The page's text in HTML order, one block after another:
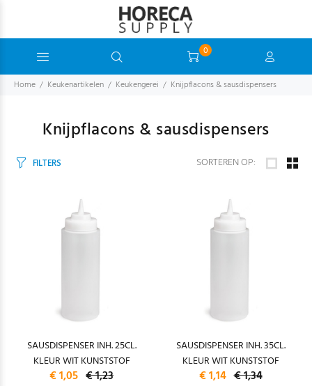
0
Home Keukenartikelen Keukengerei Knijpflacons & sausdispensers
Knijpflacons & sausdispensers
FILTERS SORTEREN OP:
SAUSDISPENSER INH. 25CL.
KLEUR WIT KUNSTSTOF
€ 1,05 € 1,23
SAUSDISPENSER INH. 35CL.
KLEUR WIT KUNSTSTOF
€ 1,14 € 1,34